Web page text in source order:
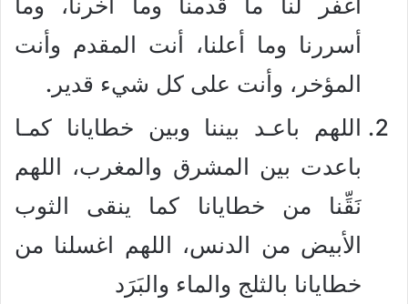
أسررنا وما أعلنا، أنت المقدم وأنت
المؤخر، وأنت على كل شيء قدير.
اللهم باعـد بيننا وبين خطايانا كمـا
باعدت بين المشرق والمغرب، اللهم
نَقِّنا من خطايانا كما ينقى الثوب
الأبيض من الدنس، اللهم اغسلنا من
خطايانا بالثلج والماء والبَرَد